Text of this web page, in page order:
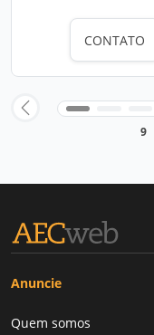
CONTATO
9
Anuncie
Quem somos